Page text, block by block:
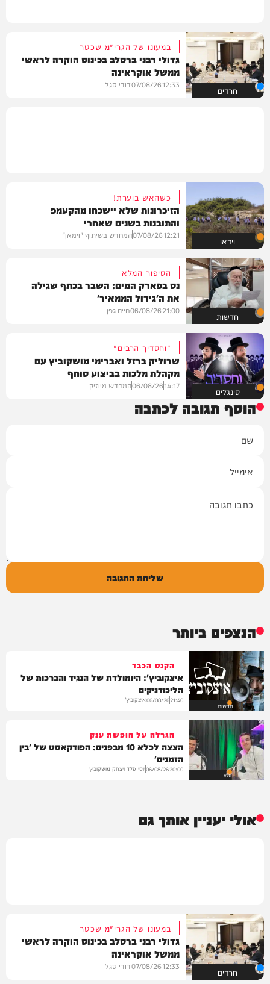
חרדים
במעונו של הגרי"מ שכטר
גדולי רבני ברסלב בכינוס הוקרה לראשי
ממשל אוקראינה
12:33
07/08/26דודי סגל
וידאו
כשהאש בוערת!
הזיכרונות שלא יישכחו מהקעמפ
והתובנות בשנים שאחרי
12:21
07/08/26המחדש בשיתוף "וימאן"
חדשות
הסיפור המלא
נס בפארק המים: השבר בכתף שגילה
את ה'גידול הממאיר'
21:00
06/08/26חיים גפן
סינגלים
"וחסדיך הרבים"
שרוליק ברזל ואברימי מושקוביץ עם
מקהלת מלכות בביצוע סוחף
14:17
06/08/26המחדש מיוזיק
הוסף תגובה לכתבה
שליחת התגובה
הנצפים ביותר
חדשות
הקנס הכבד
איצקוביץ': היומולדת של הנגיד והברכות של
הליכודניקים
21:40
06/08/26איצקוביץ'
VOD
הגרלה על חופשת ענק
הצצה לכלא 10 מבפנים: הפודקאסט של 'בין
הזמנים'
20:00
06/08/26יוסי פלד ויצחק מושקוביץ
אולי יעניין אותך גם
חרדים
במעונו של הגרי"מ שכטר
גדולי רבני ברסלב בכינוס הוקרה לראשי
ממשל אוקראינה
12:33
07/08/26דודי סגל